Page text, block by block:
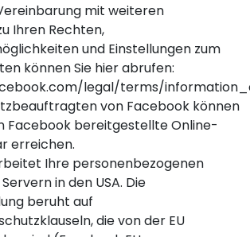
mit weiteren
Ihren Rechten,
und Einstellungen zum
können Sie hier abrufen:
legal/terms/
von Facebook können
Facebook bereitgestellteOnline-
erreichen.
Ihre personenbezogenen
in den USA. Die
beruht auf
die von der EU